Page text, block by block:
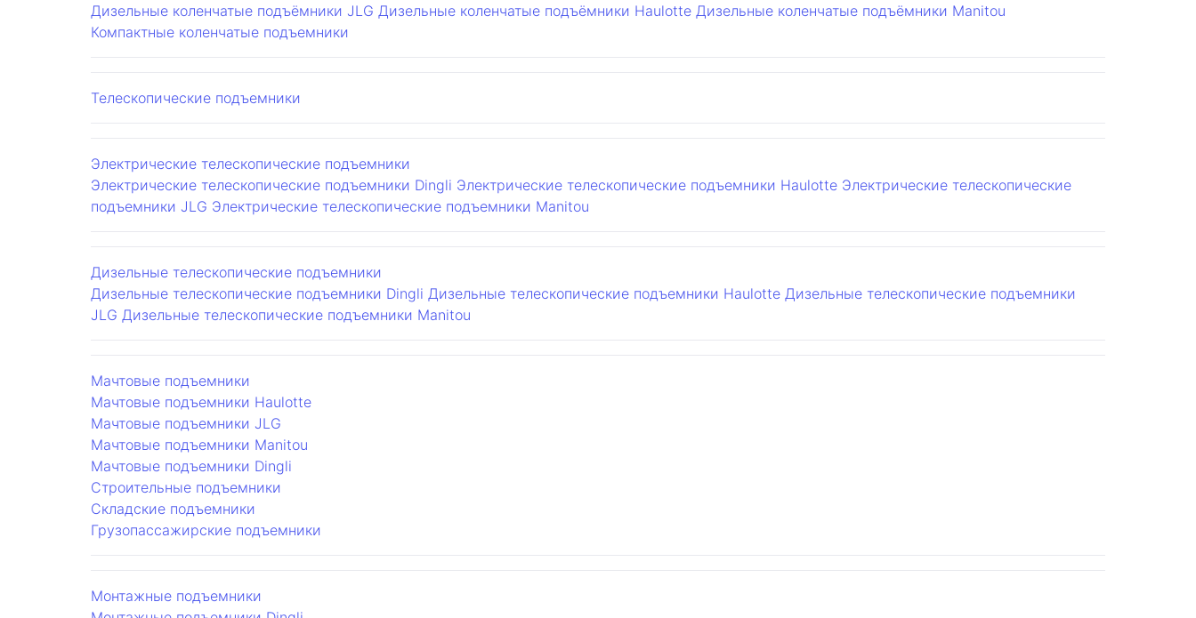
Дизельные коленчатые подъёмники JLG Дизельные коленчатые подъёмники Haulotte Дизельные коленчатые подъёмники Manitou
Компактные коленчатые подъемники
Телескопические подъемники
Электрические телескопические подъемники
Электрические телескопические подъемники Dingli Электрические телескопические подъемники Haulotte Электрические телескопические
подъемники JLG Электрические телескопические подъемники Manitou
Дизельные телескопические подъемники
Дизельные телескопические подъемники Dingli Дизельные телескопические подъемники Haulotte Дизельные телескопические подъемники
JLG Дизельные телескопические подъемники Manitou
Мачтовые подъемники
Мачтовые подъемники Haulotte
Мачтовые подъемники JLG
Мачтовые подъемники Manitou
Мачтовые подъемники Dingli
Строительные подъемники
Складские подъемники
Грузопассажирские подъемники
Монтажные подъемники